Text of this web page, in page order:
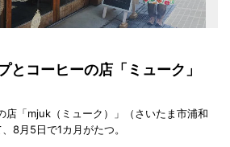
とコーヒーの店「ミューク」
店「mjuk（ミューク）」（さいたま市浦和
8月5日で1カ月がたつ。